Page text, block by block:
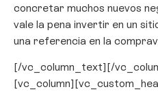
concretar muchos nuevos
vale la pena invertir en un
una referencia en la
[/vc_column_text][/